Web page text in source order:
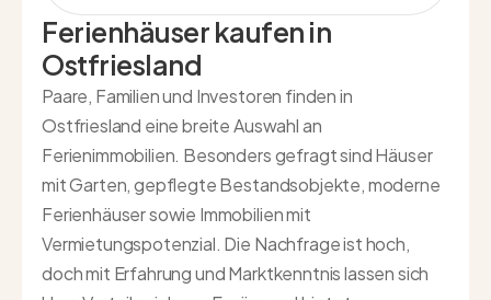
Ferienhäuser kaufen in
Ostfriesland
Paare, Familien und Investoren finden in
Ostfriesland eine breite Auswahl an
Ferienimmobilien. Besonders gefragt sind Häuser
mit Garten, gepflegte Bestandsobjekte, moderne
Ferienhäuser sowie Immobilien mit
Vermietungspotenzial. Die Nachfrage ist hoch,
doch mit Erfahrung und Marktkenntnis lassen sich